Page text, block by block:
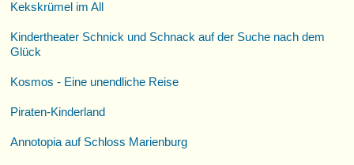
Kekskrümel im All
Kindertheater Schnick und Schnack auf der Suche nach dem
Glück
Kosmos - Eine unendliche Reise
Piraten-Kinderland
Annotopia auf Schloss Marienburg